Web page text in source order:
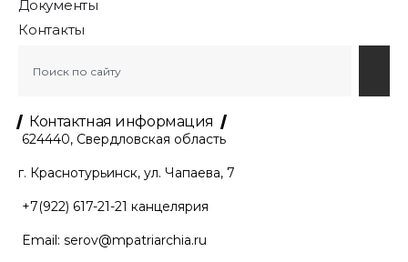
Документы
Контакты
Контактная информация
624440, Свердловская область
г. Краснотурьинск, ул. Чапаева, 7
+7(922) 617-21-21 канцелярия
Email: serov@mpatriarchia.ru